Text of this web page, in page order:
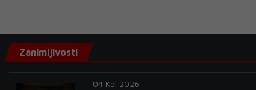
Zanimljivosti
04 Kol 2026